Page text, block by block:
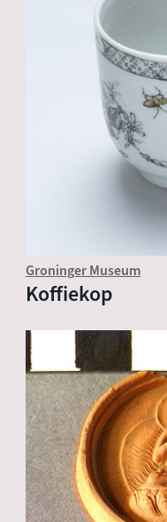
Groninger Museum
Koffiekop